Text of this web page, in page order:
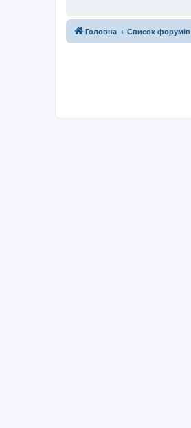
Головна Список форумів